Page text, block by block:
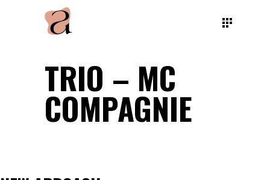
TRIO – MC
COMPAGNIE